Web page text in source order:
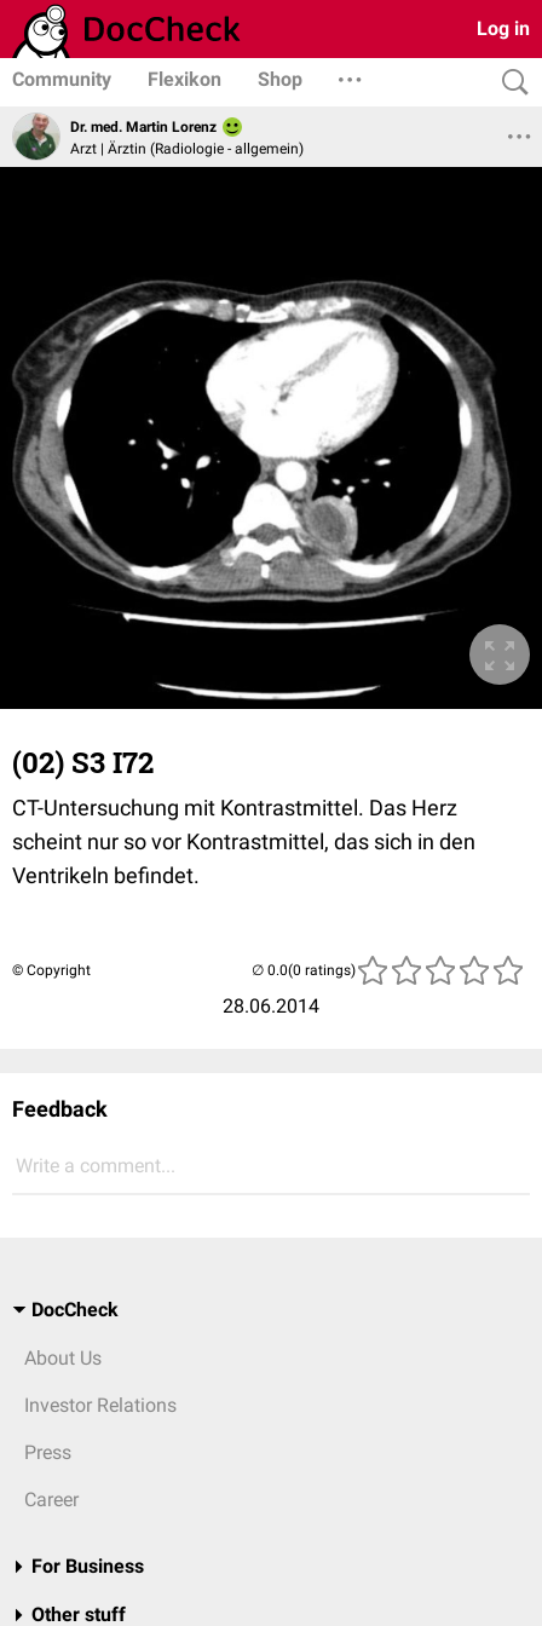
Log in
Community Flexikon Shop
Dr. med. Martin Lorenz
Arzt | Ärztin (Radiologie - allgemein)
(02) S3 I72
CT-Untersuchung mit Kontrastmittel. Das Herz
scheint nur so vor Kontrastmittel, das sich in den
Ventrikeln befindet.
© Copyright
28.06.2014
(0 ratings)
Feedback
Write a comment...
DocCheck
About Us
Investor Relations
Press
Career
For Business
Other stuff